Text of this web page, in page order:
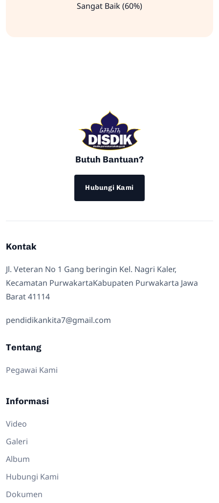
Sangat Baik (60%)
Butuh Bantuan?
Hubungi Kami
Kontak
Jl. Veteran No 1 Gang beringin Kel. Nagri Kaler,
Kecamatan PurwakartaKabupaten Purwakarta Jawa
Barat 41114
pendidikankita7@gmail.com
Tentang
Pegawai Kami
Informasi
Video
Galeri
Album
Hubungi Kami
Dokumen